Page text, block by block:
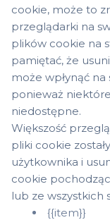
cookie, może to
przeglądarki na
plików cookie na
pamiętać, że
może wpłynąć
ponieważ
niedostępne.
Większość
pliki cookie
użytkownika i
cookie
lub ze wszystkich
{{item}}